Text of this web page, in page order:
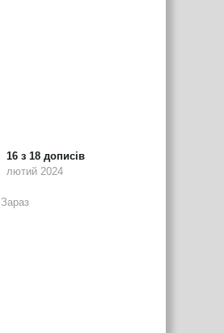
16 з 18 дописів
лютий 2024
Зараз